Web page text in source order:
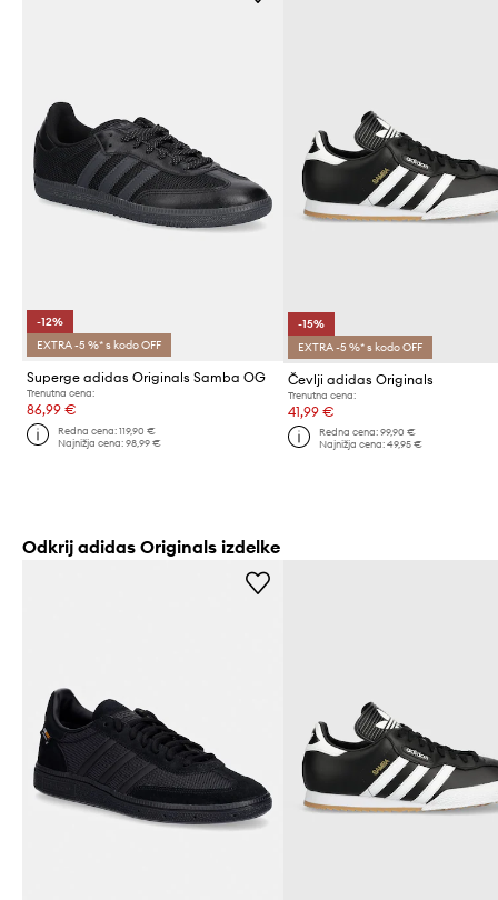
-12%
EXTRA -5 %* s kodo OFF
Superge adidas Originals Samba OG
Trenutna cena:
86,99 €
Redna cena:119,90 €
Najnižja cena:98,99 €
-15%
EXTRA -5 %* s kodo OFF
Čevlji adidas Originals
Trenutna cena:
41,99 €
Redna cena: 99,90 €
Najnižja cena: 49,95 €
Odkrij adidas Originals izdelke